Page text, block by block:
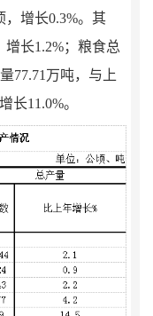
，增长0.3%。其
长1.2%；粮食总
77.71万吨，与上
长11.0%。